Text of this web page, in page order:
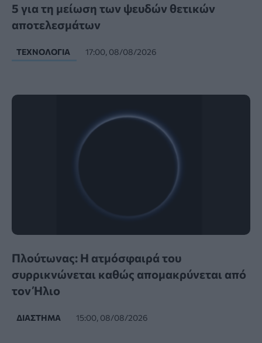
5 για τη μείωση των ψευδών θετικών
αποτελεσμάτων
ΤΕΧΝΟΛΟΓΊΑ 17:00, 08/08/2026
Πλούτωνας: Η ατμόσφαιρά του
συρρικνώνεται καθώς απομακρύνεται από
τον Ήλιο
ΔΙΆΣΤΗΜΑ 15:00, 08/08/2026